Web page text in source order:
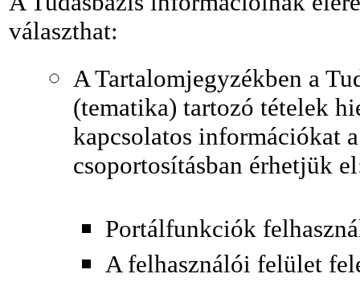
választhat:
A Tartalomjegyzékben a
(tematika) tartozó tételek
kapcsolatos információkat
csoportosításban érhetjük
Portálfunkciók
A felhasználói felület